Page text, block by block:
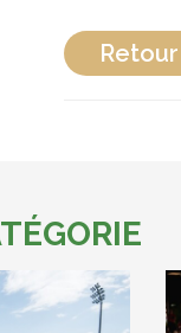
Retour